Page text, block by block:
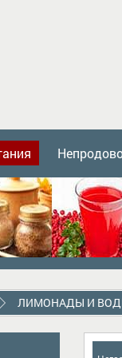
ЛИМОНАДЫ И